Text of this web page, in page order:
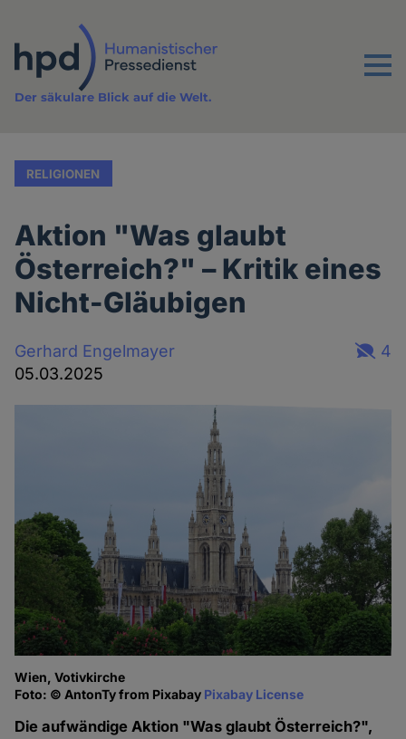
Inhalt
Menu
Der säkulare Blick auf die Welt.
RELIGIONEN
Aktion "Was glaubt
Österreich?" – Kritik eines
Nicht-Gläubigen
Gerhard Engelmayer
05.03.2025
4
Wien, Votivkirche
Foto: © AntonTy from Pixabay Pixabay License
Die aufwändige Aktion "Was glaubt Österreich?",